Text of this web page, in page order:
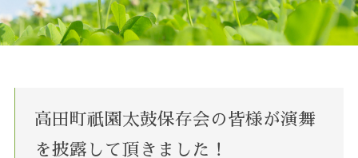
高田町祇園太鼓保存会の皆様が演舞
を披露して頂きました！